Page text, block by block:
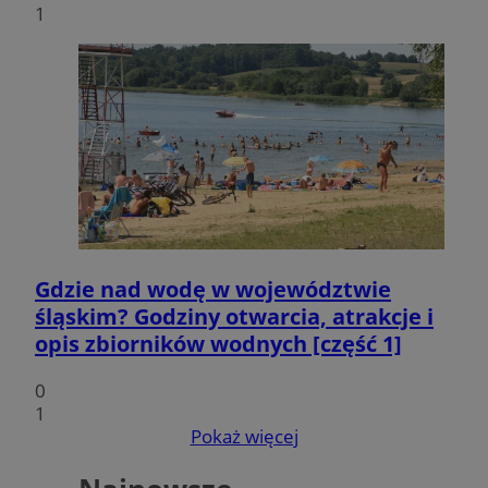
1
Gdzie nad wodę w województwie
śląskim? Godziny otwarcia, atrakcje i
opis zbiorników wodnych [część 1]
0
1
Pokaż więcej
VISITOR_PRIVACY_METADATA
YouTube